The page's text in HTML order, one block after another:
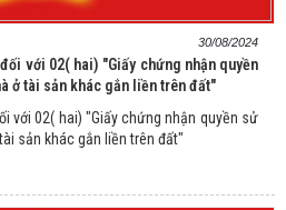
30/08/2024
với 02( hai) "Giấy chứng nhận quyền
ở tài sản khác gắn liền trên đất"
với 02( hai) "Giấy chứng nhận quyền sử
sản khác gắn liền trên đất"